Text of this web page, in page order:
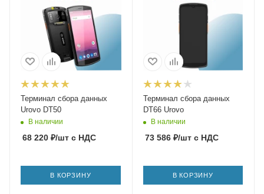
Терминал сбора данных
Urovo DT50
В наличии
68 220 ₽/шт с НДС
В КОРЗИНУ
Терминал сбора данных
DT66 Urovo
В наличии
73 586₽/штс НДС
В КОРЗИНУ